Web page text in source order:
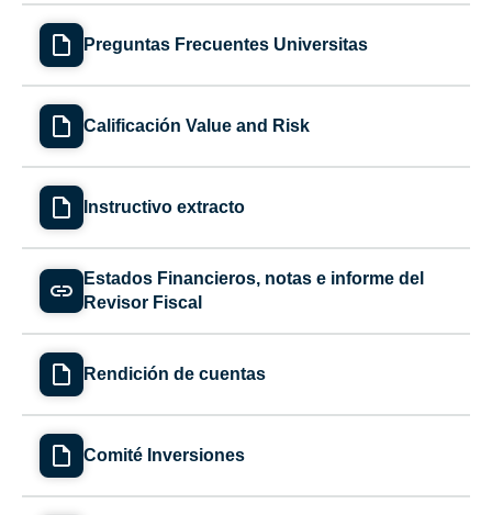
Preguntas Frecuentes Universitas
Calificación Value and Risk
Instructivo extracto
Estados Financieros, notas e informe del
Revisor Fiscal
Rendición de cuentas
Comité Inversiones